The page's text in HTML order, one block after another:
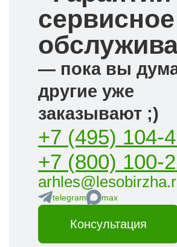
сервисное
— пока вы
другие уже
заказывают ;)
+7 (495) 104-
+7 (800) 100-
telegram max
Консультация